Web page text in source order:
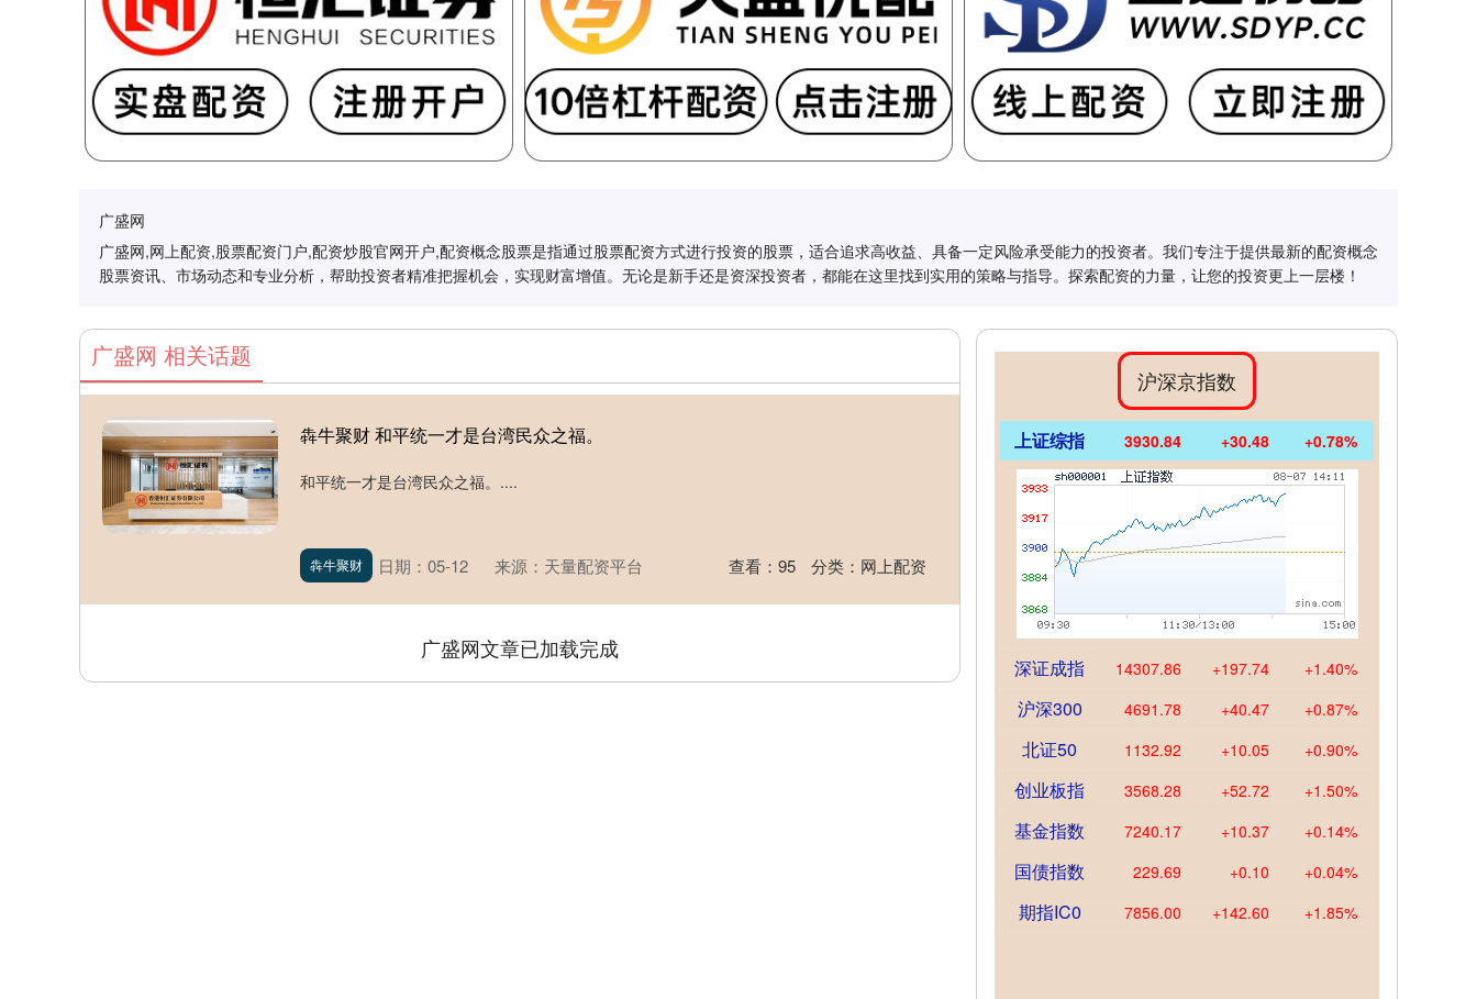
广盛网
广盛网,网上配资,股票配资门户,配资炒股官网开户,配资概念股票是指通过股票配资方式进行投资的股票，适合追求高收益、具备一定风险承受能力的投资者。我们专注于提供最新的配资概念
股票资讯、市场动态和专业分析，帮助投资者精准把握机会，实现财富增值。无论是新手还是资深投资者，都能在这里找到实用的策略与指导。探索配资的力量，让您的投资更上一层楼！
广盛网 相关话题
犇牛聚财 和平统一才是台湾民众之福。
和平统一才是台湾民众之福。....
犇牛聚财 日期：05-12 来源：天量配资平台 查看： 95 分类： 网上配资
广盛网文章已加载完成
沪深京指数
上证综指 3930.84 +30.48 +0.78%
深证成指 14307.86 +197.74 +1.40%
沪深300 4691.78 +40.47 +0.87%
北证50 1132.92 +10.05 +0.90%
创业板指 3568.28 +52.72 +1.50%
基金指数 7240.17 +10.37 +0.14%
国债指数 229.69 +0.10 +0.04%
期指IC0 7856.00 +142.60 +1.85%